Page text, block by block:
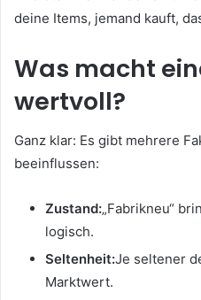
deine Items, jemand kauft,
Was macht
wertvoll?
Ganz klar: Es gibt mehrere
beeinflussen:
Zustand:„Fabrikneu“
logisch.
Seltenheit:Je seltener
Marktwert.